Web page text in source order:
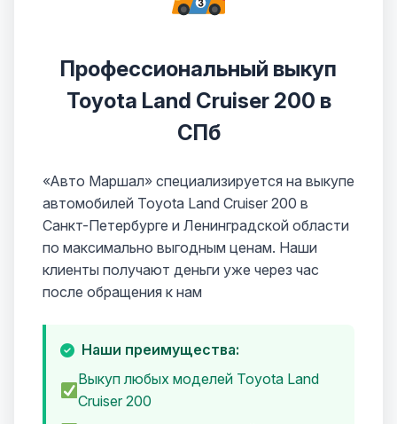
Профессиональный выкуп
Toyota Land Cruiser 200 в
СПб
«Авто Маршал» специализируется на выкупе
автомобилей Toyota Land Cruiser 200 в
Санкт-Петербурге и Ленинградской области
по максимально выгодным ценам. Наши
клиенты получают деньги уже через час
после обращения к нам
Наши преимущества:
Выкуп любых моделей Toyota Land
Cruiser 200